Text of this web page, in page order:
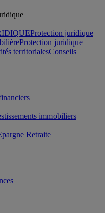
Protection juridique
Protection juridique
territorialesConseils